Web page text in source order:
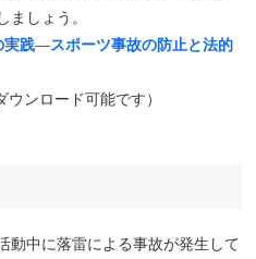
ましょう。
実践―スポーツ事故の防止と法的
ウンロード可能です）
動中に落雷による事故が発生して